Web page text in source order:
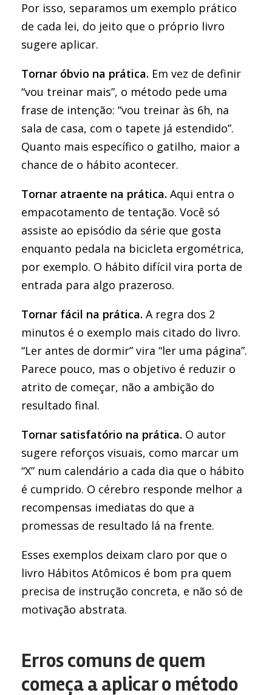
Por isso, separamos um exemplo prático
de cada lei, do jeito que o próprio livro
sugere aplicar.
Tornar óbvio na prática. Em vez de definir
“vou treinar mais”, o método pede uma
frase de intenção: “vou treinar às 6h, na
sala de casa, com o tapete já estendido”.
Quanto mais específico o gatilho, maior a
chance de o hábito acontecer.
Tornar atraente na prática. Aqui entra o
empacotamento de tentação. Você só
assiste ao episódio da série que gosta
enquanto pedala na bicicleta ergométrica,
por exemplo. O hábito difícil vira porta de
entrada para algo prazeroso.
Tornar fácil na prática. A regra dos 2
minutos é o exemplo mais citado do livro.
“Ler antes de dormir” vira “ler uma página”.
Parece pouco, mas o objetivo é reduzir o
atrito de começar, não a ambição do
resultado final.
Tornar satisfatório na prática. O autor
sugere reforços visuais, como marcar um
“X” num calendário a cada dia que o hábito
é cumprido. O cérebro responde melhor a
recompensas imediatas do que a
promessas de resultado lá na frente.
Esses exemplos deixam claro por que o
livro Hábitos Atômicos é bom pra quem
precisa de instrução concreta, e não só de
motivação abstrata.
Erros comuns de quem
começa a aplicar o método